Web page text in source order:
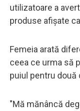
utilizatoare a
produse afișate
Femeia arată
ceea ce urma să
puiul pentru două
"Mă mănâncă